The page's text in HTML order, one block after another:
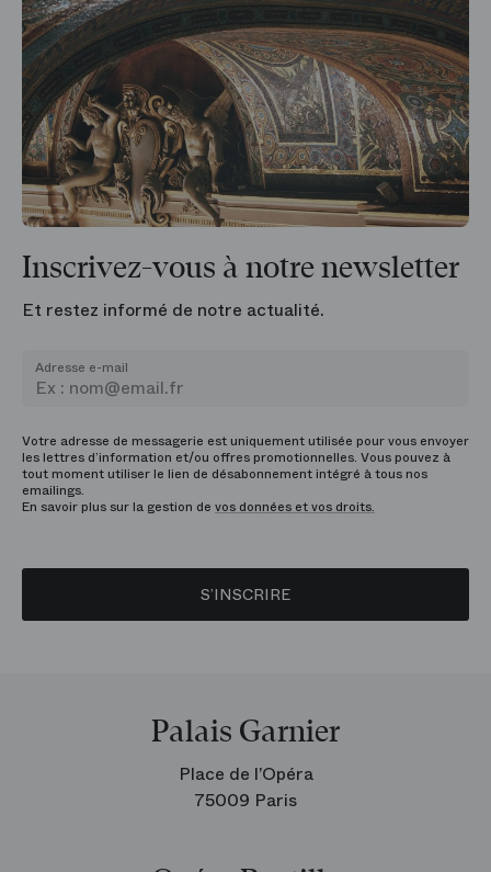
Inscrivez-vous à notre newsletter
Et restez informé de notre actualité.
Adresse e-mail
Votre adresse de messagerie est uniquement utilisée pour vous envoyer
les lettres d’information et/ou offres promotionnelles. Vous pouvez à
tout moment utiliser le lien de désabonnement intégré à tous nos
emailings.
En savoir plus sur la gestion de vos données et vos droits.
S’INSCRIRE
Palais Garnier
Place de l’Opéra
75009 Paris